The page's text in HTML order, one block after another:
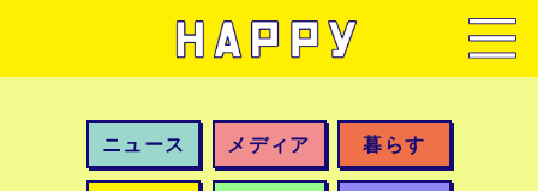
ニュース メディア 暮らす